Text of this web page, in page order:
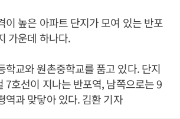
이 높은 아파트 단지가 모여 있는 반포
가운데 하나다.
학교와 원촌중학교를 품고 있다. 단지
7호선이 지나는 반포역, 남쪽으로는 9
역과 맞닿아 있다. 김환 기자